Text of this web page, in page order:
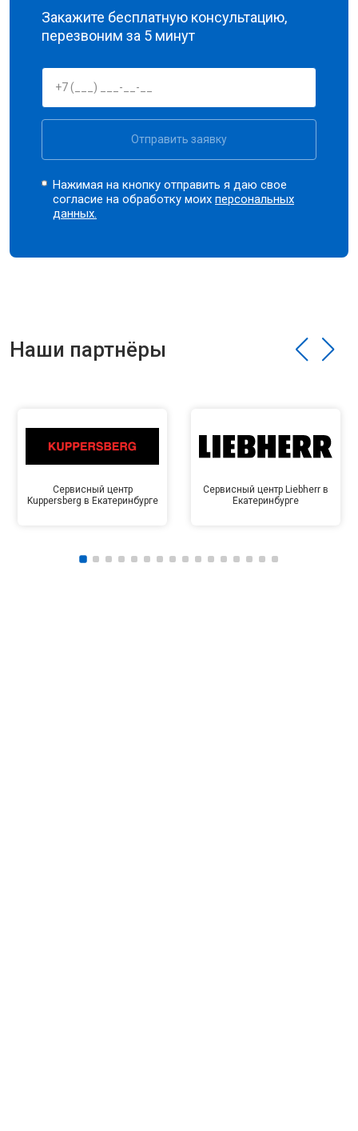
Закажите бесплатную консультацию,
перезвоним за 5 минут
Отправить заявку
Нажимая на кнопку отправить я даю свое
согласие на обработку моихперсональных
данных.
Наши партнёры
Сервисный центр
Kuppersberg в Екатеринбурге
Сервисный центр Liebherr в
Екатеринбурге